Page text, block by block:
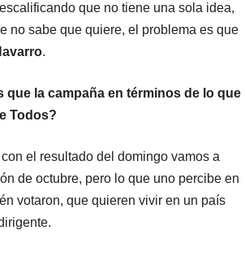
que no tiene una sola idea,
no sabe que quiere, el problema es que
.
que la campaña en términos de lo que
Todos?
el resultado del domingo vamos a
de octubre, pero lo que uno percibe en
votaron, que quieren vivir en un país